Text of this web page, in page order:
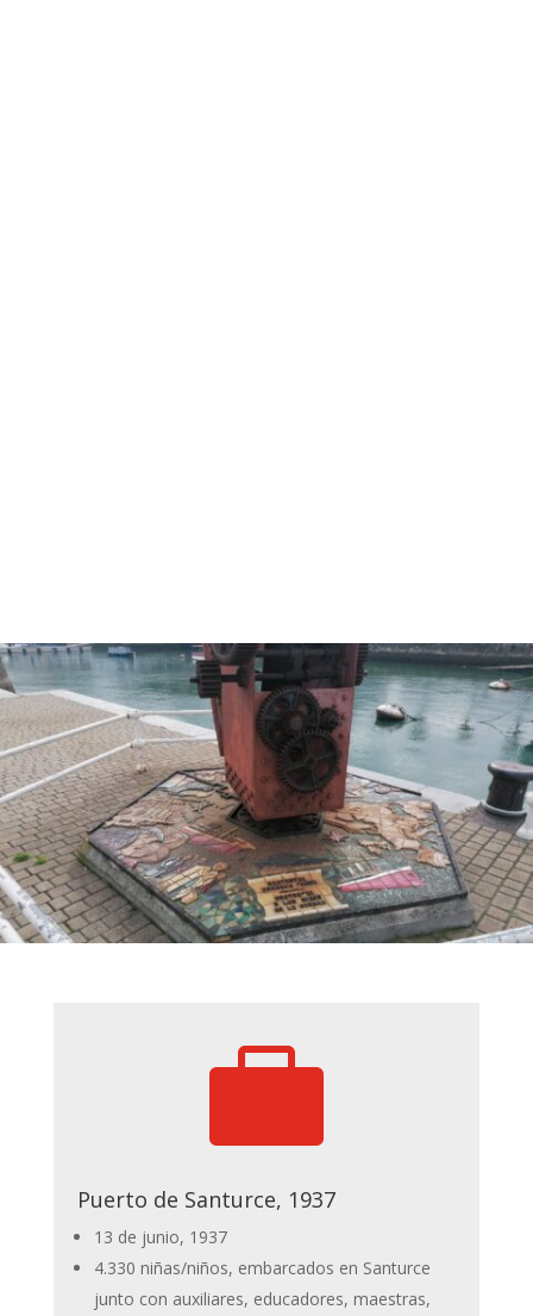

Puerto de Santurce, 1937
13 de junio, 1937
4.330 niñas/niños, embarcados en Santurce
junto con auxiliares, educadores, maestras,